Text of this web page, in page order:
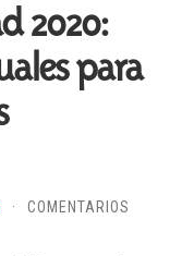
2020:
para
·
COMENTARIOS